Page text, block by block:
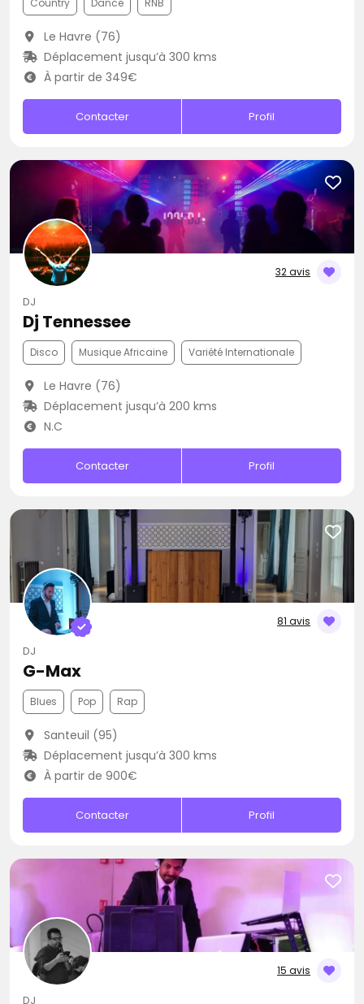
Country Dance RNB
Le Havre (76)
Déplacement jusqu’à 300 kms
À partir de 349€
Contacter Profil
32 avis
DJ
Dj Tennessee
Disco Musique Africaine Variété Internationale
Le Havre (76)
Déplacement jusqu’à 200 kms
N.C
Contacter Profil
81 avis
DJ
G-Max
Blues Pop Rap
Santeuil (95)
Déplacement jusqu’à 300 kms
À partir de 900€
Contacter Profil
15 avis
DJ